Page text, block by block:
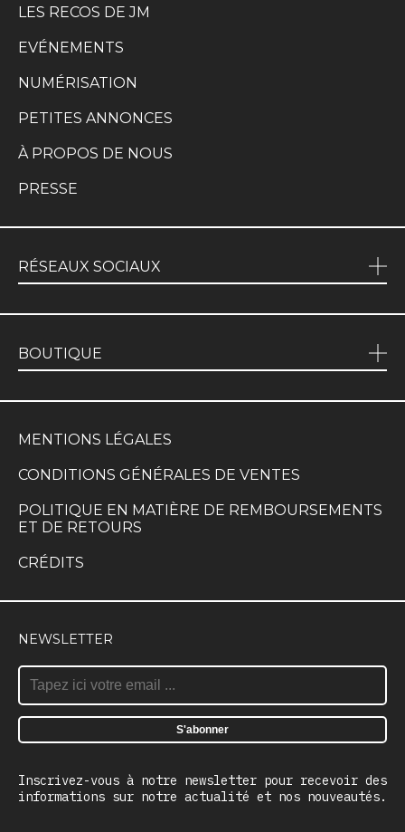
LES RECOS DE JM
EVÉNEMENTS
NUMÉRISATION
PETITES ANNONCES
À PROPOS DE NOUS
PRESSE
RÉSEAUX SOCIAUX
BOUTIQUE
MENTIONS LÉGALES
CONDITIONS GÉNÉRALES DE VENTES
POLITIQUE EN MATIÈRE DE REMBOURSEMENTS
ET DE RETOURS
CRÉDITS
NEWSLETTER
Inscrivez-vous à notre newsletter pour recevoir des
informations sur notre actualité et nos nouveautés.